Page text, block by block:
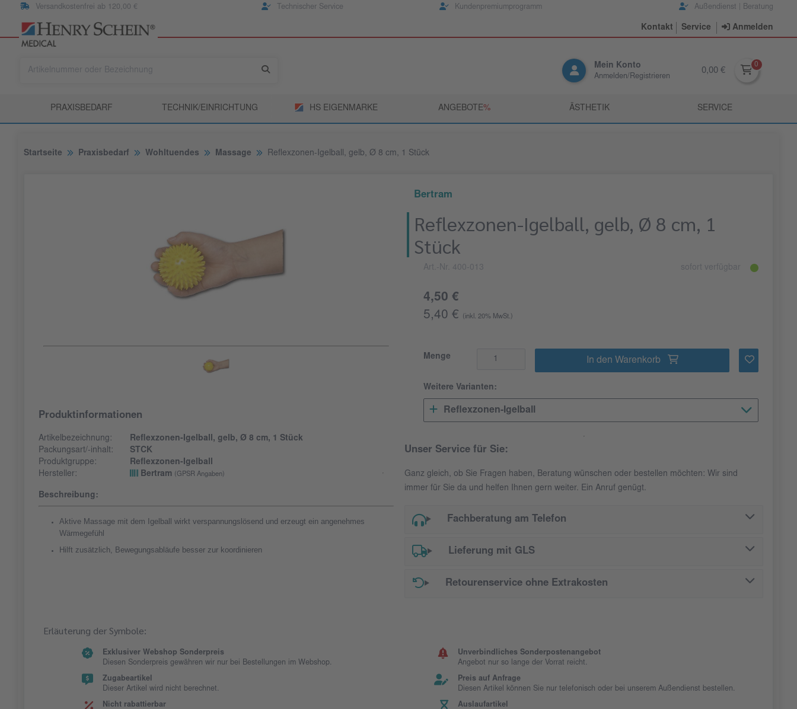
Versandkostenfrei ab 120,00 € Technischer Service Kundenpremiumprogramm Außendienst | Beratung
Kontakt Service Anmelden
Mein Konto
Anmelden/Registrieren
0,00 €
PRAXISBEDARF TECHNIK/EINRICHTUNG HS EIGENMARKE ANGEBOTE­% ÄSTHETIK SERVICE
Startseite Praxisbedarf Wohltuendes Massage Reflexzonen-Igelball, gelb, Ø 8 cm, 1 Stück
Produktinformationen
Artikelbezeichnung:
Reflexzonen-Igelball, gelb, Ø 8 cm, 1 Stück
Packungsart/-inhalt:
STCK
Produktgruppe:
Reflexzonen-Igelball
Hersteller:
Bertram (GPSR Angaben)
Beschreibung:
Aktive Massage mit dem Igelball wirkt verspannungslösend und erzeugt ein angenehmes
Wärmegefühl
Hilft zusätzlich, Bewegungsabläufe besser zur koordinieren
Bertram
Reflexzonen-Igelball, gelb, Ø 8 cm, 1
Stück
Art.-Nr. 400-013 sofort verfügbar
4,50 €
5,40 €
(inkl. 20% MwSt.)
Menge In den Warenkorb
Weitere Varianten:
Reflexzonen-Igelball
Unser Service für Sie:
Ganz gleich, ob Sie Fragen haben, Beratung wünschen oder bestellen möchten: Wir sind
immer für Sie da und helfen Ihnen gern weiter. Ein Anruf genügt.
Fachberatung am Telefon
Lieferung mit GLS
Retourenservice ohne Extrakosten
Erläuterung der Symbole:
Exklusiver Webshop Sonderpreis
Diesen Sonderpreis gewähren wir nur bei Bestellungen im Webshop.
Unverbindliches Sonderpostenangebot
Angebot nur so lange der Vorrat reicht.
Zugabeartikel
Dieser Artikel wird nicht berechnet.
Preis auf Anfrage
Diesen Artikel können Sie nur telefonisch oder bei unserem Außendienst bestellen.
Nicht rabattierbar
Auslaufartikel